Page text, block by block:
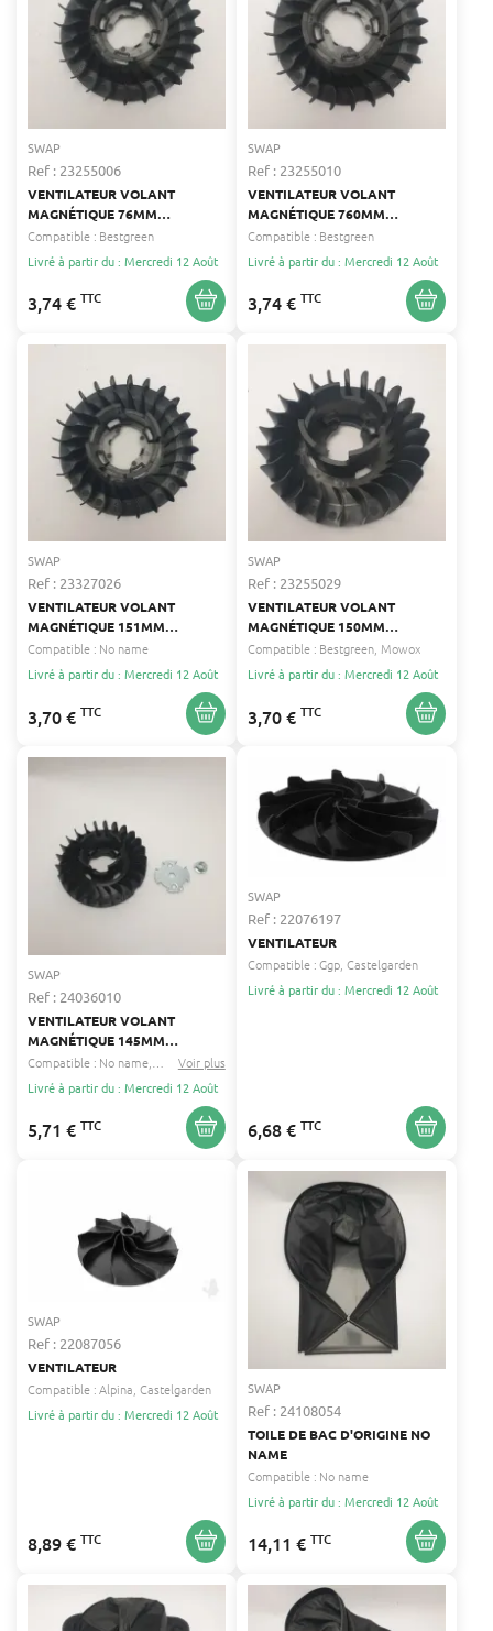
SWAP
Ref : 23255006
VENTILATEUR VOLANT
MAGNÉTIQUE 76MM
D'ORIGINE BESTGREEN
Compatible : Bestgreen
Livré à partir du : Mercredi 12 Août
3,74 € TTC
SWAP
Ref : 23255010
VENTILATEUR VOLANT
MAGNÉTIQUE 760MM
D'ORIGINE BESTGREEN
Compatible : Bestgreen
Livré à partir du : Mercredi 12 Août
3,74 € TTC
SWAP
Ref : 23327026
VENTILATEUR VOLANT
MAGNÉTIQUE 151MM
D'ORIGINE NO NAME
Compatible : No name
Livré à partir du : Mercredi 12 Août
3,70 € TTC
SWAP
Ref : 23255029
VENTILATEUR VOLANT
MAGNÉTIQUE 150MM
D'ORIGINE
Compatible : Bestgreen Mowox
Livré à partir du : Mercredi 12 Août
3,70 € TTC
SWAP
Ref : 24036010
VENTILATEUR VOLANT
MAGNÉTIQUE 145MM
D'ORIGINE
Compatible : No name Mowox...
Voir plus
Livré à partir du : Mercredi 12 Août
5,71 € TTC
SWAP
Ref : 22076197
VENTILATEUR
Compatible :Ggp Castelgarden
Livré à partir du : Mercredi 12 Août
6,68 € TTC
SWAP
Ref : 22087056
VENTILATEUR
Compatible :Alpina Castelgarden
Livré à partir du : Mercredi 12 Août
8,89 € TTC
SWAP
Ref : 24108054
TOILE DE BAC D'ORIGINE NO
NAME
Compatible : No name
Livré à partir du : Mercredi 12 Août
14,11 € TTC